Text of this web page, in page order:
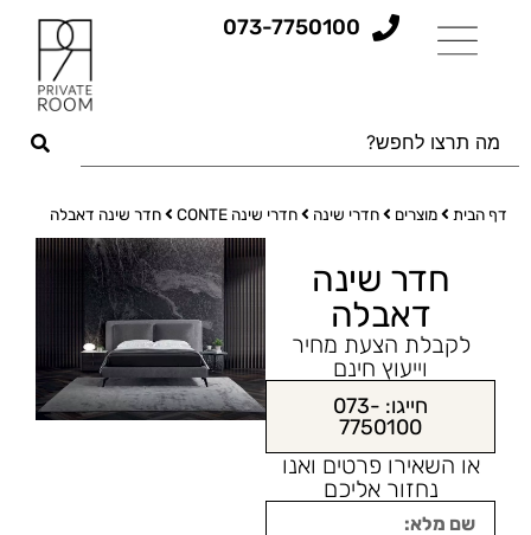
073-7750100
דף הבית מוצרים חדרי שינה חדרי שינה CONTE חדר שינה דאבלה
חדר שינה
דאבלה
לקבלת הצעת מחיר
וייעוץ חינם
חייגו: 073-
7750100
או השאירו פרטים ואנו
נחזור אליכם